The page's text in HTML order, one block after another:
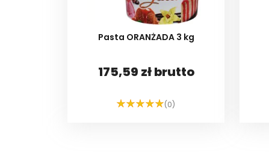
Pasta ORANŻADA 3 kg
175,59 zł brutto
(0)